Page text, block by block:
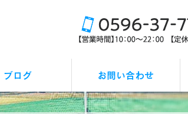
ブログ
イベント
つぶやき
お知らせ
お休みの連絡
シズカップ
お問い合わせ